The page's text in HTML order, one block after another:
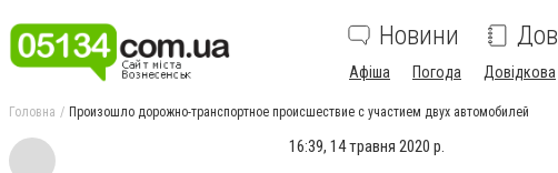
Новини
Афіша Погода Довідкова
Головна Произошло дорожно-транспортное происшествие с участием двух автомобилей
16:39, 14 травня 2020 р.